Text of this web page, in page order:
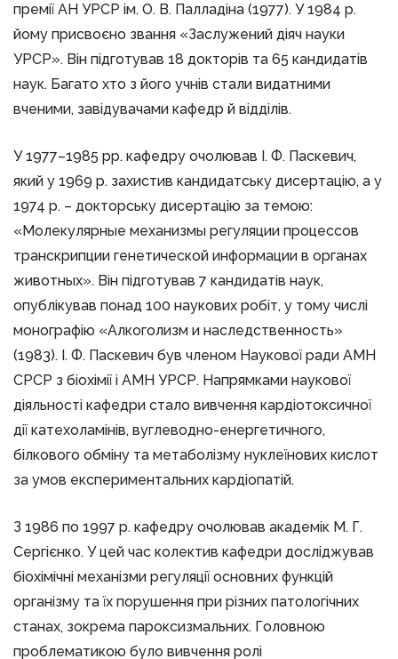
премії АН УРСР ім. О. В. Палладіна (1977). У 1984 р.
йому присвоєно звання «Заслужений діяч науки
УРСР». Він підготував 18 докторів та 65 кандидатів
наук. Багато хто з його учнів стали видатними
вченими, завідувачами кафедр й відділів.
У 1977–1985 рр. кафедру очолював І. Ф. Паскевич,
який у 1969 р. захистив кандидатську дисертацію, а у
1974 р. – докторську дисертацію за темою:
«Молекулярные механизмы регуляции процессов
транскрипции генетической информации в органах
животных». Він підготував 7 кандидатів наук,
опублікував понад 100 наукових робіт, у тому числі
монографію «Алкоголизм и наследственность»
(1983). І. Ф. Паскевич був членом Наукової ради АМН
СРСР з біохімії і АМН УРСР. Напрямками наукової
діяльності кафедри стало вивчення кардіотоксичної
дії катехоламінів, вуглеводно-енергетичного,
білкового обміну та метаболізму нуклеїнових кислот
за умов експериментальних кардіопатій.
З 1986 по 1997 р. кафедру очолював академік М. Г.
Сергієнко. У цей час колектив кафедри досліджував
біохімічні механізми регуляції основних функцій
організму та їх порушення при різних патологічних
станах, зокрема пароксизмальних. Головною
проблематикою було вивчення ролі